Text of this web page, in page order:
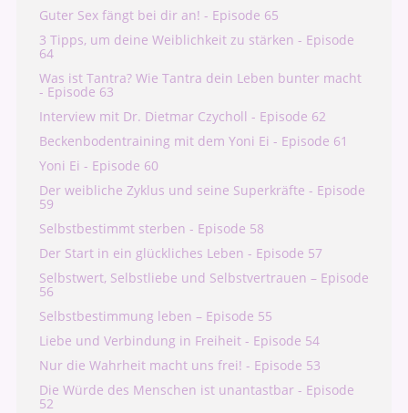
Guter Sex fängt bei dir an! - Episode 65
3 Tipps, um deine Weiblichkeit zu stärken - Episode
64
Was ist Tantra? Wie Tantra dein Leben bunter macht
- Episode 63
Interview mit Dr. Dietmar Czycholl - Episode 62
Beckenbodentraining mit dem Yoni Ei - Episode 61
Yoni Ei - Episode 60
Der weibliche Zyklus und seine Superkräfte - Episode
59
Selbstbestimmt sterben - Episode 58
Der Start in ein glückliches Leben - Episode 57
Selbstwert, Selbstliebe und Selbstvertrauen – Episode
56
Selbstbestimmung leben – Episode 55
Liebe und Verbindung in Freiheit - Episode 54
Nur die Wahrheit macht uns frei! - Episode 53
Die Würde des Menschen ist unantastbar - Episode
52